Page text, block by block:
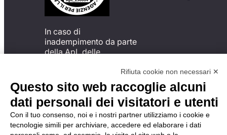
In caso di
inadempimento da parte
della ApL delle
del Codice di Condotta, è
possibile presentare un
reclamo
all’Organismo di
Monitoraggio utilizzando
una delle modalità
descritte al seguente
Rifiuta cookie non necessari ✕
Questo sito web raccoglie alcuni
dati personali dei visitatori e utenti
Con il tuo consenso, noi e i nostri partner utilizziamo i cookie e
tecnologie simili per archiviare, accedere ed elaborare i dati